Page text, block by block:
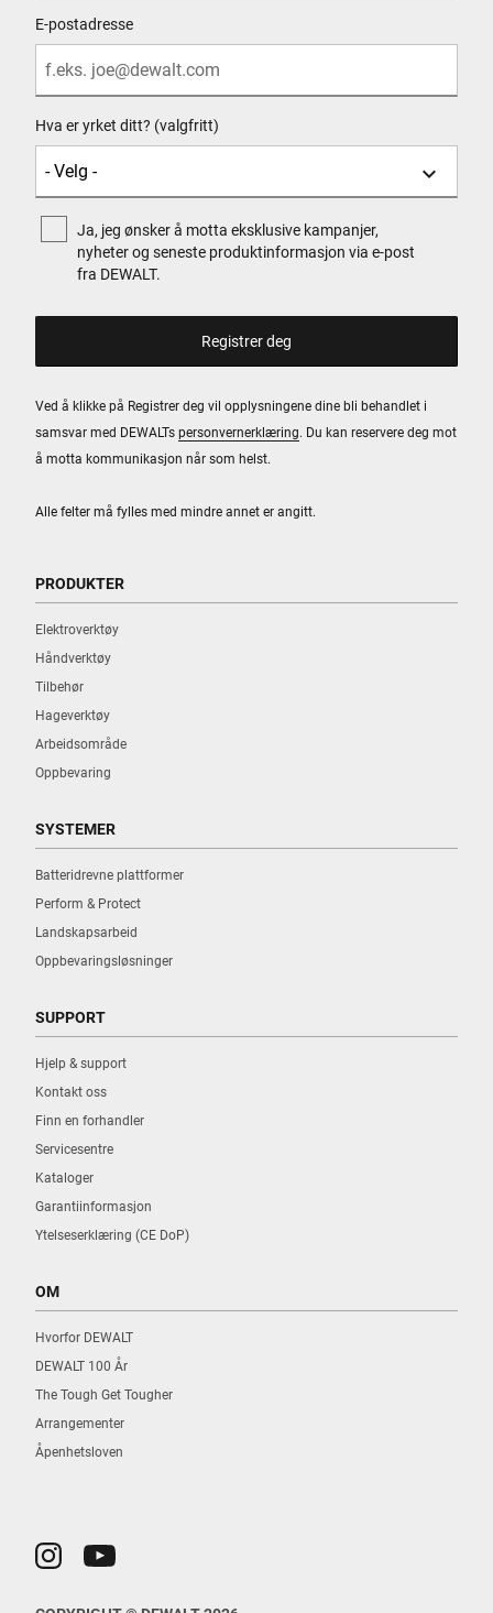
Alle felter må fylles med mindre annet er angitt.
E-postadresse
Hva er yrket ditt? (valgfritt)
Ja, jeg ønsker å motta eksklusive kampanjer,
nyheter og seneste produktinformasjon via e-post
fra DEWALT.
Ved å klikke på Registrer deg vil opplysningene dine bli behandlet i
samsvar med DEWALTs personvernerklæring. Du kan reservere deg mot
å motta kommunikasjon når som helst.
PRODUKTER
Elektroverktøy
Håndverktøy
Tilbehør
Hageverktøy
Arbeidsområde
Oppbevaring
SYSTEMER
Batteridrevne plattformer
Perform & Protect
Landskapsarbeid
Oppbevaringsløsninger
SUPPORT
Hjelp & support
Kontakt oss
Finn en forhandler
Servicesentre
Kataloger
Garantiinformasjon
Ytelseserklæring (CE DoP)
OM
Hvorfor DEWALT
DEWALT 100 År
The Tough Get Tougher
Arrangementer
Åpenhetsloven